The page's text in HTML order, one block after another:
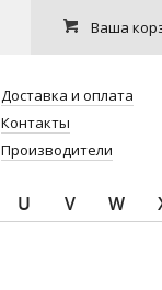
Ваша
Доставка и оплата
Контакты
Производители
U V W